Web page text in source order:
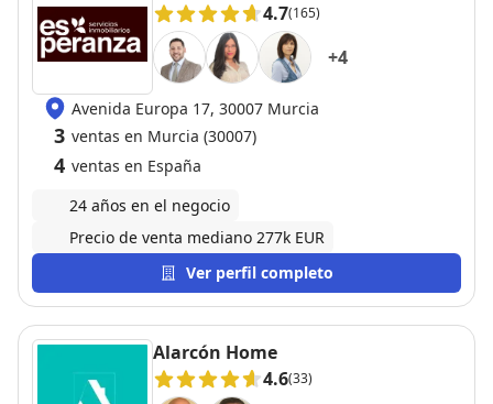
4.7(165)
+4
Avenida Europa 17, 30007 Murcia
3 ventas en Murcia (30007)
4 ventas en España
24 años en el negocio
Precio de venta mediano 277k EUR
Ver perfil completo
Alarcón Home
4.6(33)